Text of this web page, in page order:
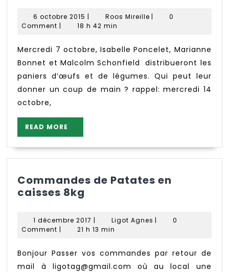
l’amapl’aneth
–
41
6 octobre 2015 6
octobre
| Roos MireilleRoos
|
0
Comment | 18 h 42 min
Mercredi 7 octobre, Isabelle Poncelet, Marianne
Bonnet et Malcolm Schonfield distribueront les
paniers d’œufs et de légumes. Qui peut leur
donner un coup de main ? rappel: mercredi 14
octobre,
READ MORE
MORE
Commandes de Patates en
caisses 8kg
Patates
en
8kg
1 décembre 2017 1
décembre
| Ligot Agnes Ligot
|
0
Comment | 21 h 13 min
Bonjour Passer vos commandes par retour de
mail à ligotag@gmail.com où au local une